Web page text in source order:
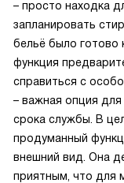
– просто находка
запланировать
бельё было готово
функция
справиться с
– важная опция
срока службы. В
продуманный
внешний вид. Она
приятным, что для